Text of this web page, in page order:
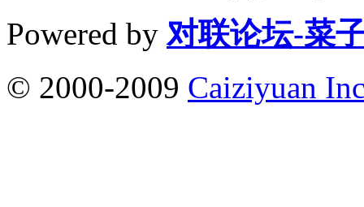
Powered by 对联论坛-菜
© 2000-2009 Caiziyuan